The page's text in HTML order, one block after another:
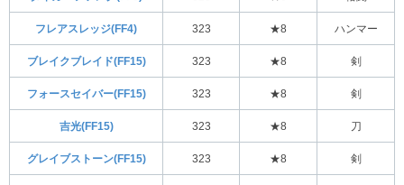
フレアスレッジ(FF4) 323 ★8 ハンマー
ブレイクブレイド(FF15) 323 ★8 剣
フォースセイバー(FF15) 323 ★8 剣
吉光(FF15) 323 ★8 刀
グレイブストーン(FF15) 323 ★8 剣